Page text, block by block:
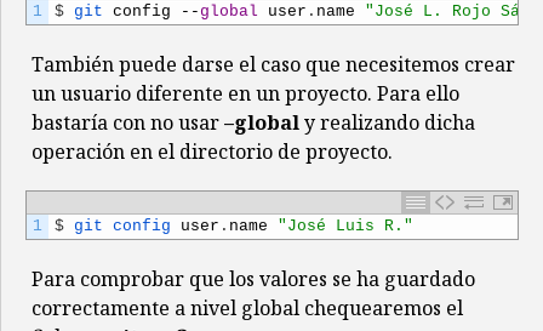
1 $ git config -- global user . name "José L. Rojo
También puede darse el caso que necesitemos crear
un usuario diferente en un proyecto. Para ello
bastaría con no usar–globaly realizando dicha
operación en el directorio de proyecto.
1 $ git config user . name "José Luis R."
Para comprobar que los valores se ha guardado
correctamente a nivel global chequearemos el